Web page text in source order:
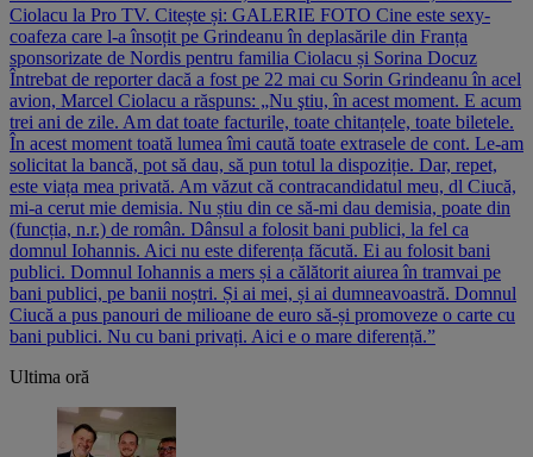
Ciolacu la Pro TV. Citește și: GALERIE FOTO Cine este sexy-
coafeza care l-a însoțit pe Grindeanu în deplasările din Franța
sponsorizate de Nordis pentru familia Ciolacu și Sorina Docuz
Întrebat de reporter dacă a fost pe 22 mai cu Sorin Grindeanu în acel
avion, Marcel Ciolacu a răspuns: „Nu ştiu, în acest moment. E acum
trei ani de zile. Am dat toate facturile, toate chitanțele, toate biletele.
În acest moment toată lumea îmi caută toate extrasele de cont. Le-am
solicitat la bancă, pot să dau, să pun totul la dispoziție. Dar, repet,
este viața mea privată. Am văzut că contracandidatul meu, dl Ciucă,
mi-a cerut mie demisia. Nu știu din ce să-mi dau demisia, poate din
(funcția, n.r.) de român. Dânsul a folosit bani publici, la fel ca
domnul Iohannis. Aici nu este diferența făcută. Ei au folosit bani
publici. Domnul Iohannis a mers și a călătorit aiurea în tramvai pe
bani publici, pe banii noștri. Și ai mei, și ai dumneavoastră. Domnul
Ciucă a pus panouri de milioane de euro să-și promoveze o carte cu
bani publici. Nu cu bani privați. Aici e o mare diferență.”
Ultima oră